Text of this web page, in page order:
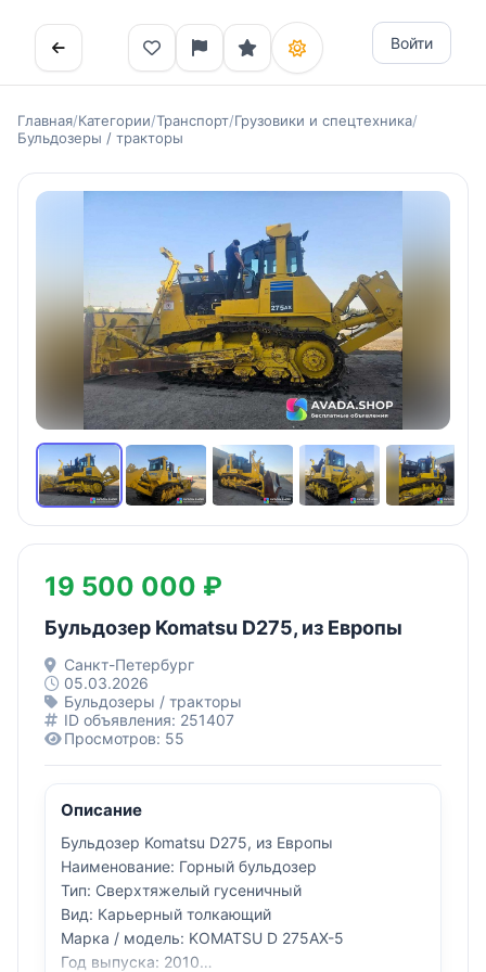
Войти
Главная/Категории/Транспорт/Грузовики и спецтехника/
Бульдозеры / тракторы
19 500 000 ₽
Бульдозер Komatsu D275, из Европы
Санкт-Петербург
05.03.2026
Бульдозеры / тракторы
ID объявления: 251407
Просмотров: 55
Описание
Бульдозер Komatsu D275, из Европы
Наименование: Горный бульдозер
Тип: Сверхтяжелый гусеничный
Вид: Карьерный толкающий
Марка / модель: KOMATSU D 275AX-5
Год выпуска: 2010